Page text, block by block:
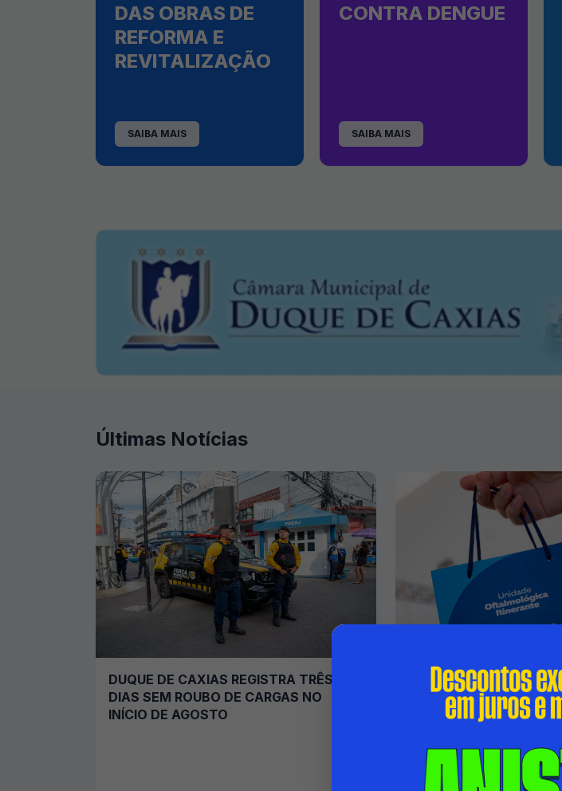
DAS OBRAS DE
REFORMA E
REVITALIZAÇÃO
SAIBA MAIS
CONTRA DENGUE
SAIBA MAIS
Últimas Notícias
DUQUE DE CAXIAS REGISTRA TRÊS
DIAS SEM ROUBO DE CARGAS NO
INÍCIO DE AGOSTO